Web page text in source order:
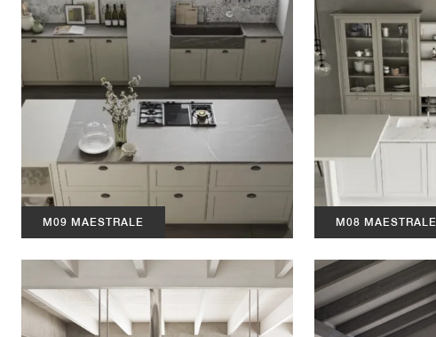
M09 MAESTRALE M08 MAESTRALE